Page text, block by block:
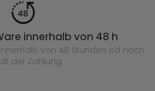
innerhalb von 48 h
von 48 Stunden od nach
der Zahlung